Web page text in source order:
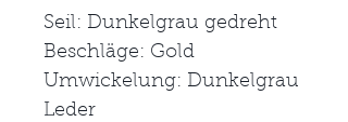
Seil: Dunkelgrau gedreht
Beschläge: Gold
Umwickelung: Dunkelgrau
Leder